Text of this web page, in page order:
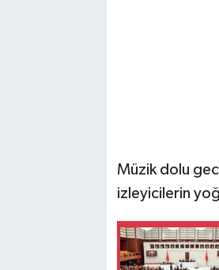
Müzik dolu
izleyicilerin